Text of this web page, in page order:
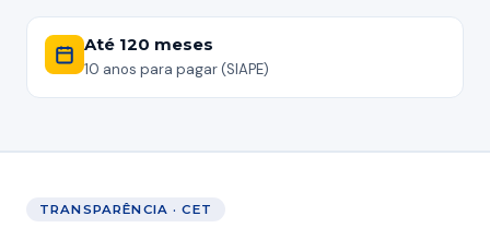
Até 120 meses
10 anos para pagar (SIAPE)
TRANSPARÊNCIA · CET